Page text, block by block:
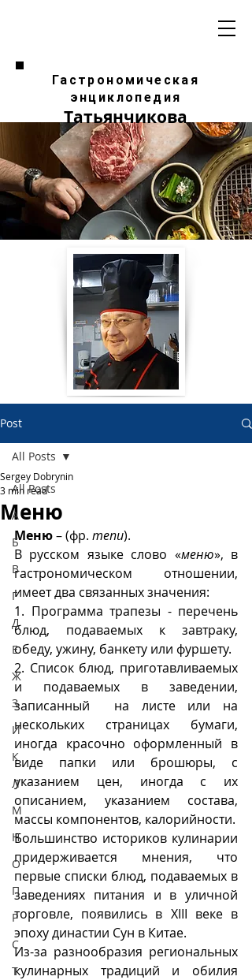
Гастрономическая
энциклопедия
Татьянчикова
Post
All Posts
А
Б
В
Г
Д
Е
Ж
З
И
К
Л
М
Н
О
П
Р
С
Т
All Posts
Меню
Sergey Dobrynin
3 min read
Меню – (фр. menu).
В русском языке слово «меню», в
гастрономическом отношении,
имеет два связанных значения:
1. Программа трапезы - перечень
блюд, подаваемых к завтраку,
обеду, ужину, банкету или фуршету.
2. Список блюд, приготавливаемых
и подаваемых в заведении,
записанный  на листе или на
нескольких страницах бумаги,
иногда красочно оформленный в
виде папки или брошюры, с
указанием цен, иногда с их
описанием, указанием состава,
Большинство историков кулинарии
придерживается мнения, что
первые списки блюд, подаваемых в
заведениях питания и в уличной
торговле, появились в XIII веке в
эпоху династии Сун в Китае.
Из-за разнообразия региональных
кулинарных традиций и обилия